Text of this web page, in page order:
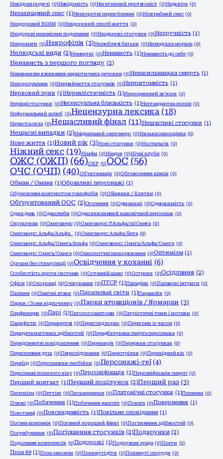
Невідомі родичі (0)Невідомість (0)Негативний протагоніст (0)Недовіра (0)
Незахищений секс (1)Незворотні перевтілення (0)Незграбний секс (0)
Нездоровий BDSM (0)Нездоровий спосіб життя (0)
Нездорові механізми подолання (0)Нездорові стосунки (0)Незручність (1)
Некромаги (0)Некрофілія (3)Нелюблячі батьки (0)Нелюдська мораль (0)
Нелюдські види (2)Немертві (0)Ненависть (1)Ненависть до себе (0)
Ненависть з першого погляду (2)
Ненавмисне вживання наркотичних речовин (0)Ненасильницька смерть (1)
Непорозуміння (0)Неприйняття стосунків (0)Непритомність (1)
Нервовий зрив (1)Нереалістичність (1)Нерозривний зв'язок (0)
Нерівні стосунки (0)Несексуальна близькість (1)Нестандартна поезія (0)
Неформальний шлюб (0)Нецензурна лексика (18)
Нечиста сила (0)Нещасливий фінал (11)Нещасливі стосунки (1)
Нещасні випадки (2)Неідеальний омегаверс (0)Низька самооцінка (0)
Нове життя (1)Новий рік (3)Нові стосунки (0)Ностальгія (0)
Ніжний секс (19)Німфи (0)Ніндзя (0)Нічні клуби (0)
ОЖС (ОЖП) (66)ОКР (0)ООС (56)
ОЧС (ОЧП) (40)Об'єктивація (0)Обговорення кінків (0)
Обман / Омана (1)Образливі персонажі (1)
Обумовлена контекстом гомофобія (0)Обіцянки / Клятви (0)
Обґрунтований ООС (2)Оголення (0)Одержимі (0)Одержимість (0)
Один день (0)Однолюби (0)Однохвилинний канонічний персонаж (0)
Окультизм (0)Омегаверс (0)Омегаверс: f!Альфа/m!Омега (0)
Омегаверс: Альфа/Альфа
(0)Омегаверс: Альфа/Бета (0)
Омегаверс: Альфа/Омега/Альфа (0)Омегаверс: Омега/Альфа/Омега (0)
Омегаверс: Омега/Омега (0)Онкологічні захворювання (0)Оптимізм (1)
Оргазм без стимуляції (0)Освідчення у коханні (6)
Особистість проти системи (0)Останній шанс (0)Острови (0)Осідлання (2)
Офіси (0)Охоронці (0)Очікування (0)ПТСР (1)Паладіни (0)Палацові інтриги (0)
Паління (0)Панічні атаки (0)Паралельні світи (1)Паранойя (0)
Парки / Зони відпочинку (0)Парки атракціонів / Ярмарки (3)
Парфюмери (0)Парі (1)Патологоанатоми (0)Патріотичні теми і мотиви (0)
Пацифісти (0)Перевертні (0)Перегляд порно (0)Перегони із часом (0)
Передача магічних здібностей (0)Передбачувана смерть персонажа (0)
Передсмертні повідомлення (0)Перемир'я (0)Перерва в стосунках (0)
Переселення душ (0)Переслідування (0)Перестрілки (0)Перехідний вік (0)
Переїзд (0)Персонажки-лесбійки (0)Персонажі-геї (4)
Персонажі похилого віку (0)Персоніфікація (1)Персоніфікація смерті (0)
Перший контакт (1)Перший поцілунок (2)Перший раз (3)
Песимізм (0)Петтінг (0)Письменники (0)Платонічні стосунки (1)Племена (0)
Пляжі (0)Побачення (1)Побачення наосліп (0)Повага (0)Повернення (1)
Повстанці (0)Повсякденність (1)Повільне оповідання (1)
Погана компанія (0)Поганий хороший фінал (0)Поглинання здібностей (0)
Пограбування (0)Погіршення стосунків (2)Подарунки (2)
Подолання комплексів (0)Подорожі (1)Подружня зрада (0)Поети (0)
Поза 69 (1)Поза законом (0)Покинуті діти (0)Покинуті споруди (0)